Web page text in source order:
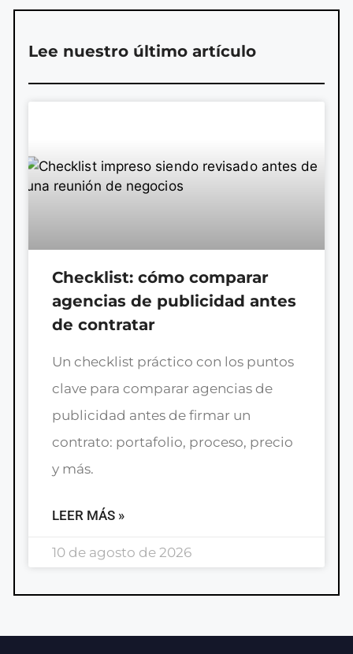
Lee nuestro último artículo
Checklist: cómo comparar
agencias de publicidad antes
de contratar
Un checklist práctico con los puntos
clave para comparar agencias de
publicidad antes de firmar un
contrato: portafolio, proceso, precio
y más.
LEER MÁS »
10 de agosto de 2026